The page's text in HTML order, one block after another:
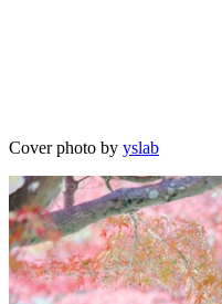
Cover photo by yslab